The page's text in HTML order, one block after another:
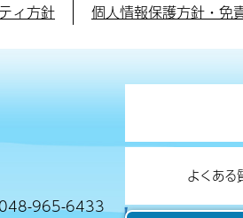
ィ方針 個人情報保護方針・免
965-6433
よくある